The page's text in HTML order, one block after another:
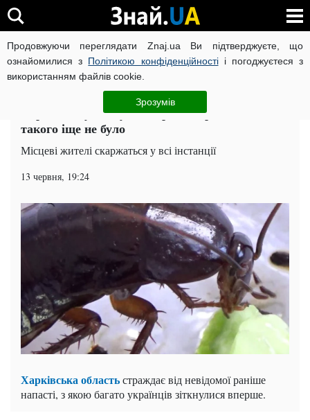
Продовжуючи переглядати Znaj.ua Ви підтверджуєте, що
ознайомилися з Політикою конфіденційностіі погоджуєтеся з
використанням файлів cookie.
Зрозумів
ВІЙНА РОСІЇ ПРОТИ УКРАЇНИ КОРОНАВІРУС В УКРАЇНІ
ЧИТАТЬ НА РУССКОМ
Харківщину атакувала армія мерзенних істот:
такого іще не було
Місцеві жителі скаржаться у всі інстанції
13 червня, 19:24
Харківська областьстраждає від невідомої раніше
напасті, з якою багато українців зіткнулися вперше.